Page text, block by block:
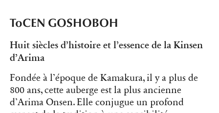
ToCEN GOSHOBOH
Huit siècles d’histoire et l’essence de la Kinsen
d’Arima
Fondée à l’époque de Kamakura, il y a plus de
800 ans, cette auberge est la plus ancienne
d’Arima Onsen. Elle conjugue un profond